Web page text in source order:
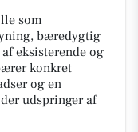
som
bæredygtig
eksisterende og
konkret
og en
udspringer af